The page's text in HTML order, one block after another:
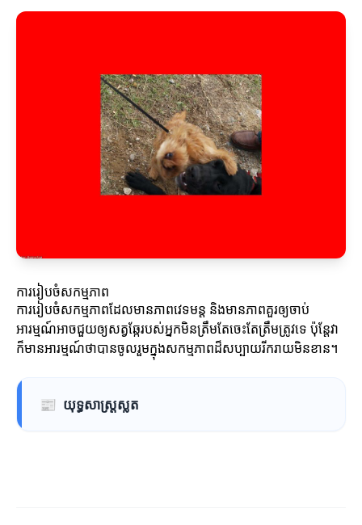
ការរៀបចំសកម្មភាព
ការរៀបចំសកម្មភាពដែលមានភាពវេទមន្ត និងមានភាពគួរឲ្យចាប់
អារម្មណ៍អាចជួយឲ្យសត្វឆ្កែរបស់អ្នកមិនត្រឹមតែចេះតែត្រឹមត្រូវទេ ប៉ុន្តែវា
ក៏មានអារម្មណ៍ថាបានចូលរួមក្នុងសកម្មភាពដ៏សប្បាយរីករាយមិនខាន។
📰 យុទ្ធសាស្ត្រស្លត